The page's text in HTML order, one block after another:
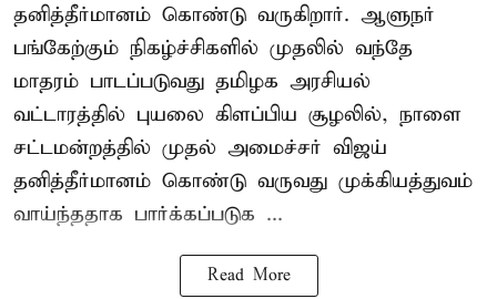
தனித்தீர்மானம் கொண்டு வருகிறார். ஆளுநர்
பங்கேற்கும் நிகழ்ச்சிகளில் முதலில் வந்தே
மாதரம் பாடப்படுவது தமிழக அரசியல்
வட்டாரத்தில் புயலை கிளப்பிய சூழலில், நாளை
சட்டமன்றத்தில் முதல் அமைச்சர் விஜய்
தனித்தீர்மானம் கொண்டு வருவது முக்கியத்துவம்
வாய்ந்ததாக பார்க்கப்படுக ...
Read More